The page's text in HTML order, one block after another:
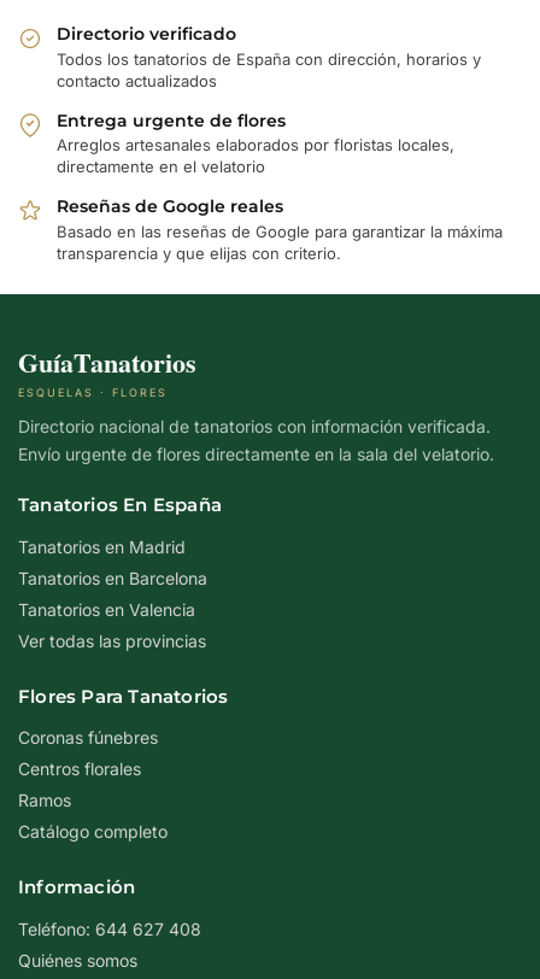
Directorio verificado
Todos los tanatorios de España con dirección, horarios y
contacto actualizados
Entrega urgente de flores
Arreglos artesanales elaborados por floristas locales,
directamente en el velatorio
Reseñas de Google reales
Basado en las reseñas de Google para garantizar la máxima
transparencia y que elijas con criterio.
GuíaTanatorios
ESQUELAS · FLORES
Directorio nacional de tanatorios con información verificada.
Envío urgente de flores directamente en la sala del velatorio.
Tanatorios En España
Tanatorios en Madrid
Tanatorios en Barcelona
Tanatorios en Valencia
Ver todas las provincias
Flores Para Tanatorios
Coronas fúnebres
Centros florales
Ramos
Catálogo completo
Información
Teléfono: 644 627 408
Quiénes somos